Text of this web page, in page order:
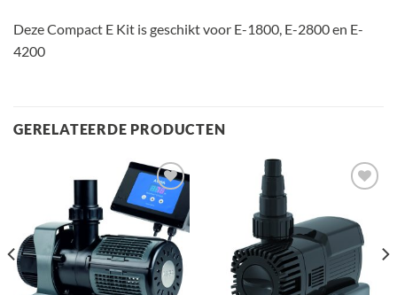
Deze Compact E Kit is geschikt voor E-1800, E-2800 en E-
4200
GERELATEERDE PRODUCTEN
Toevoegen
aan
verlanglijst
aan
verlanglijst